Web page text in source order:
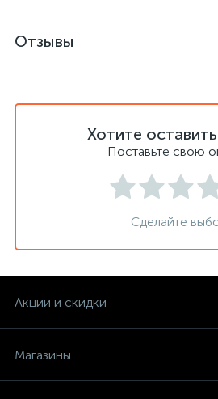
Отзывы
Хотите
Поставьте свою
Сделайте
Акции и скидки
Магазины